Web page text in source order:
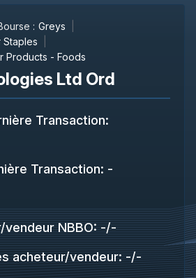
: Greys
Staples
Products - Foods
Ltd Ord
Transaction:
Transaction: -
NBBO: -/-
acheteur/vendeur: -/-